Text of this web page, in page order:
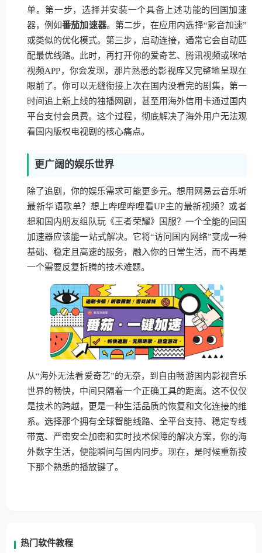
单。第一步，选择并安装一个具备上述功能的回国加速
器，例如番茄加速器。第二步，在应用内选择“影音加速”
或类似的优化模式。第三步，启动连接，通常它会自动匹
配最优线路。此时，再打开你的爱奇艺、腾讯视频或咪咕
视频APP，你会发现，那片熟悉的影视库又完整地呈现在
眼前了。你可以无缝衔接上次在国内没看完的剧集，第一
时间追上新上线的独播网剧，甚至用海外信用卡通过国内
平台支付会员费。这个过程，彻底解决了海外用户无法观
看国内版权电视剧的核心痛点。
更广阔的娱乐世界
除了追剧，你的娱乐需求可能更多元。想用网易云音乐听
最新华语歌单？想上哔哩哔哩看UP主的最新视频？或者
想和国内朋友组队玩《王者荣耀》国服？一个全能的回国
加速器应该能一站式解决。它将“访问国内网络”变成一种
基础、稳定且高速的服务，融入你的日常生活，而不再是
一个需要反复折腾的技术难题。
从“海外无法看爱奇艺”的无奈，到自由畅游国内影视音乐
世界的畅快，中间只隔着一个正确工具的距离。这不仅仅
是技术的跨越，更是一种生活品质的恢复和文化连接的维
系。选择那个拥有全球智能线路、全平台支持、稳定专线
带宽、严密安全加密和实时技术保障的解决方案，你的海
外数字生活，便能瞬间与国内同步。现在，是时候重新按
下那个熟悉的播放键了。
热门软件教程